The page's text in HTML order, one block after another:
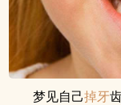
梦见自己掉牙